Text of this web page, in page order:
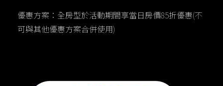
優惠方案：全房型於活動期間享當日房價85折優惠(不
可與其他優惠方案合併使用)